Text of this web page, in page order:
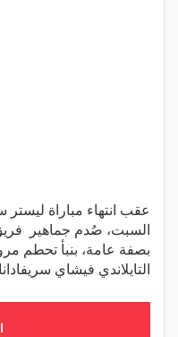
عقب انتهاء مباراة
السبت، صُدم جماهير فريق
بصفة عامة، بنبأ تحطم
التايلاندي فيشاي